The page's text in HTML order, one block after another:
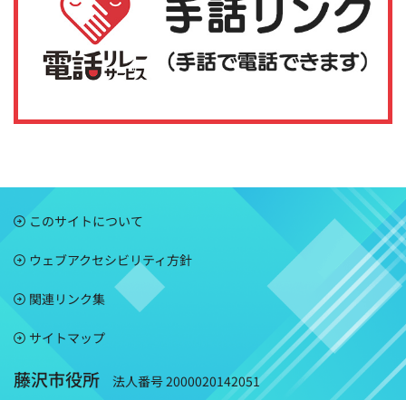
このサイトについて
ウェブアクセシビリティ方針
関連リンク集
サイトマップ
藤沢市役所
法人番号 2000020142051